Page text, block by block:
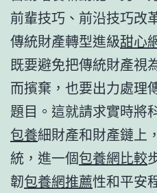
前輩技巧、前沿技巧改
傳統財產轉型進級甜心
既要避免把傳統財產視
而擯棄，也要出力處理
題目。這就請求實時將
包養細財產和財產鏈上
統，進一個包養網比較
韌包養網推薦性和平安